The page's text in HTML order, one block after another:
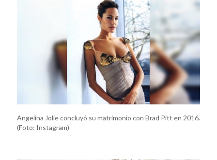
Angelina Jolie concluyó su matrimonio con Brad Pitt en 2016.
(Foto: Instagram)